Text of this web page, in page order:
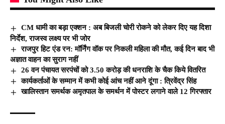
CM धामी का बड़ा एक्शन : अब बिजली चोरी रोकने को लेकर दिए यह दिशा
निर्देश, राजस्व लक्ष्य पर भी जोर
राजपुर हिट एंड रन: मॉर्निंग वॉक पर निकली महिला की मौत, कई दिन बाद भी
अज्ञात वाहन का सुराग नहीं
26 वन पंचायत सरपंचों को 3.50 करोड़ की धनराशि के चैक किये वितरित
कार्यकर्ताओं के सम्मान में कभी कोई आंच नहीं आने दूंगा : त्रिवेंद्र सिंह
खालिस्तान समर्थक अमृतपाल के समर्थन में पोस्टर लगाने वाले 12 गिरफ्तार